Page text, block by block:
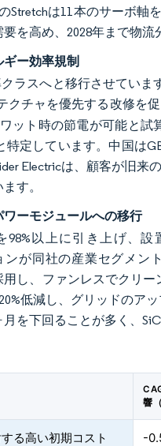
Stretchは11本のサーボ
を高め、2028年まで物流
ー効率規制
ラスへと移行させてい
チャを優先する改修を促
ット時の節電が可能と
定しています。中国は
Electricは、顧客が旧
す。
ーモジュールへの移行
以上に引き上げ、設
が同社の産業セグメン
用し、ファンレスでクリ
低減し、グリッドのア
を下回ることが多く、
響
る高い初期コスト -